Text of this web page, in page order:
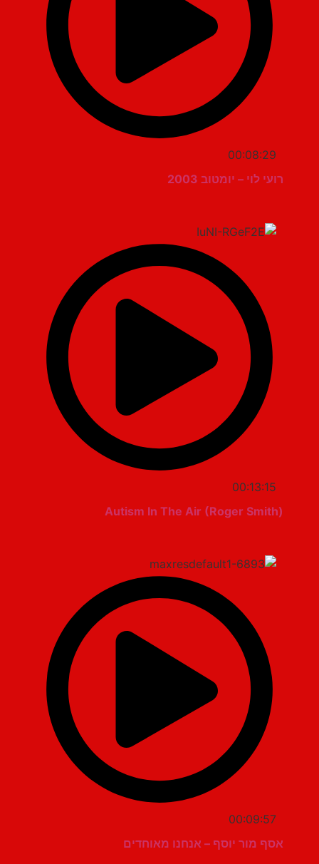
00:08:29
רועי לוי – יומטוב 2003
00:13:15
Autism In The Air (Roger Smith)
00:09:57
אסף מור יוסף – אנחנו מאוחדים